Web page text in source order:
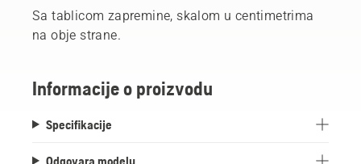
Sa tablicom zapremine, skalom u centimetrima
na obje strane.
Informacije o proizvodu
Specifikacije
Odgovara modelu